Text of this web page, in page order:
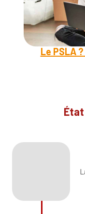
Le PSLA